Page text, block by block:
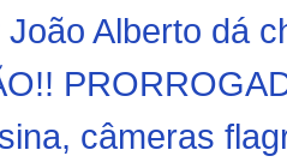
Alberto dá
câmeras